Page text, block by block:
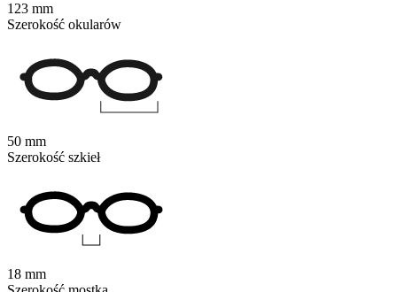
123 mm
Szerokość okularów
50 mm
Szerokość szkieł
18 mm